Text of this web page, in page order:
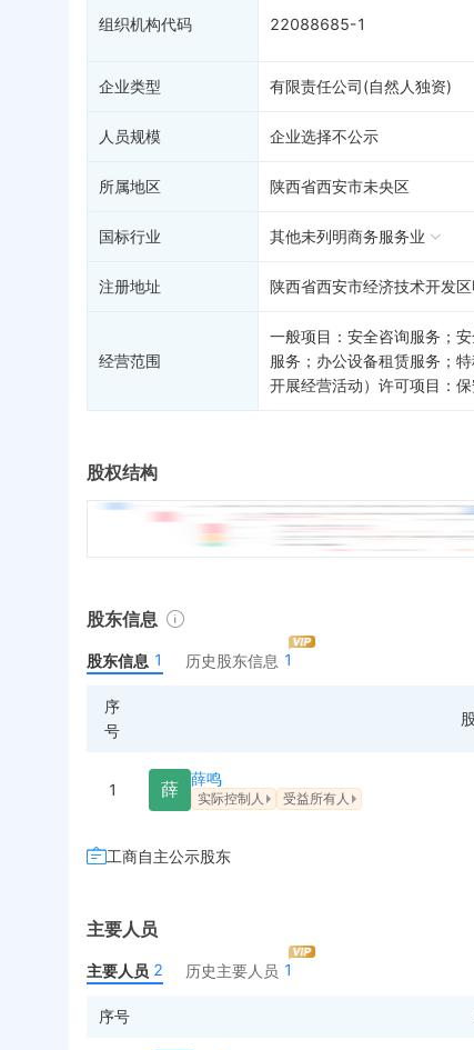
组织机构代码 22088685-1
企业类型 有限责任公司(自然人独资)
人员规模 企业选择不公示
所属地区 陕西省西安市未央区
国标行业 其他未列明商务服务业
注册地址 陕西省西安市经济技术开发
经营范围
一般项目：安全咨询服务；
服务；办公设备租赁服务；
开展经营活动）许可项目：
股权结构
股东信息
股东信息 1 历史股东信息 1
序
号
1 薛
薛鸣
实际控制人 受益所有人
工商自主公示股东
主要人员
主要人员 2 历史主要人员 1
序号